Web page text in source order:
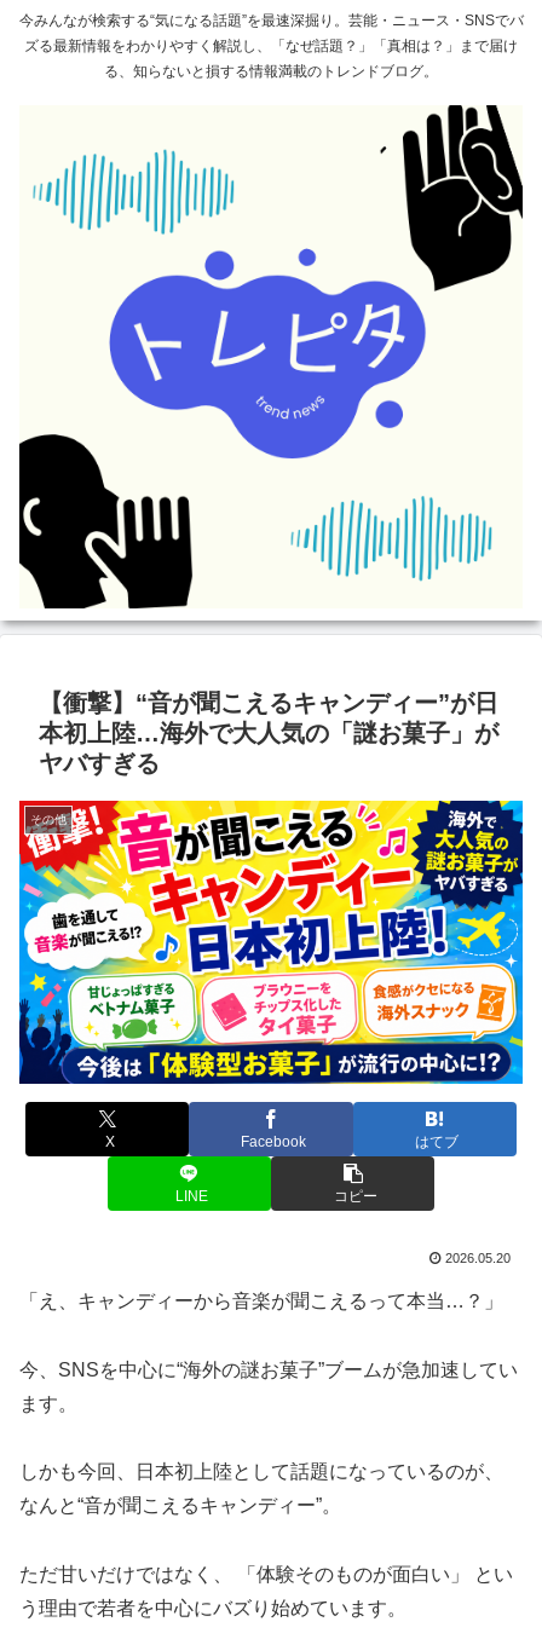
今みんなが検索する“気になる話題”を最速深掘り。芸能・ニュース・SNSでバ
ズる最新情報をわかりやすく解説し、「なぜ話題？」「真相は？」まで届け
る、知らないと損する情報満載のトレンドブログ。
【衝撃】“音が聞こえるキャンディー”が日
本初上陸…海外で大人気の「謎お菓子」が
ヤバすぎる
その他
X Facebook はてブ
LINE コピー
2026.05.20
「え、キャンディーから音楽が聞こえるって本当…？」
今、SNSを中心に“海外の謎お菓子”ブームが急加速してい
ます。
しかも今回、日本初上陸として話題になっているのが、
なんと“音が聞こえるキャンディー”。
ただ甘いだけではなく、 「体験そのものが面白い」 とい
う理由で若者を中心にバズり始めています。